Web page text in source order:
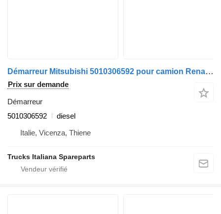
Démarreur Mitsubishi 5010306592 pour camion Renault Premium 1996>2005
Prix sur demande
Démarreur
5010306592
diesel
Italie, Vicenza, Thiene
Trucks Italiana Spareparts